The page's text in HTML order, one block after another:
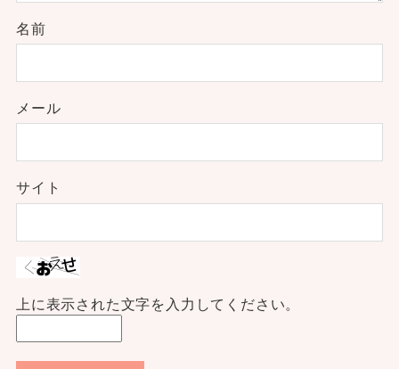
名前
メール
サイト
上に表示された文字を入力してください。